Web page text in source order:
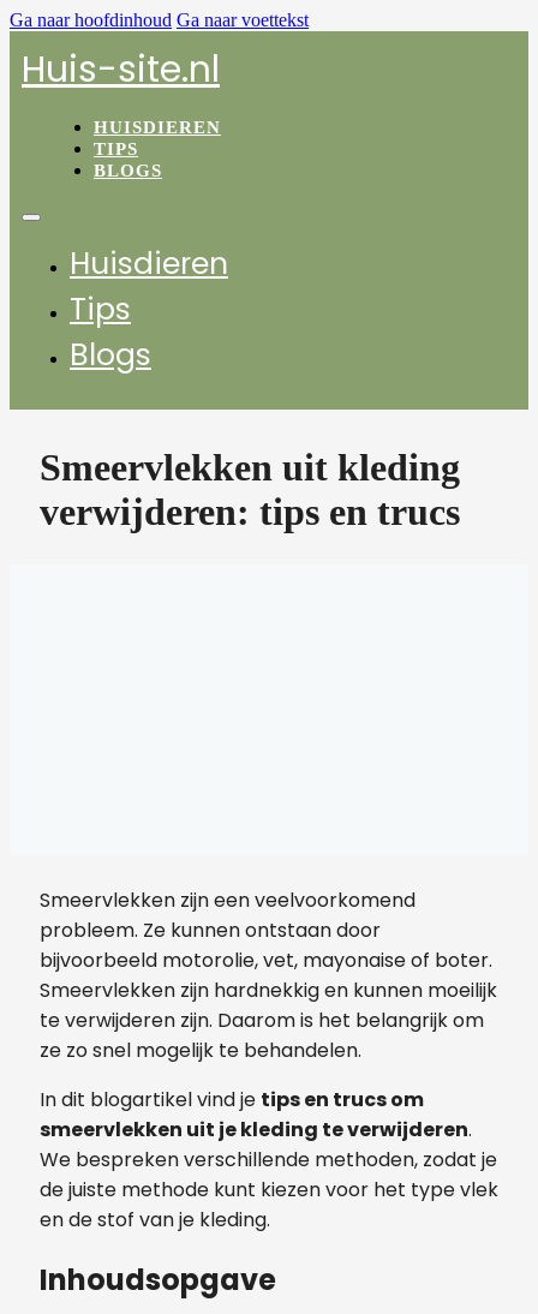
Ga naar hoofdinhoud Ga naar voettekst
Huis-site.nl
HUISDIEREN
TIPS
BLOGS
Huisdieren
Tips
Blogs
Smeervlekken uit kleding
verwijderen: tips en trucs
Smeervlekken zijn een veelvoorkomend
probleem. Ze kunnen ontstaan door
bijvoorbeeld motorolie, vet, mayonaise of boter.
Smeervlekken zijn hardnekkig en kunnen moeilijk
te verwijderen zijn. Daarom is het belangrijk om
ze zo snel mogelijk te behandelen.
In dit blogartikel vind je tips en trucs om
smeervlekken uit je kleding te verwijderen.
We bespreken verschillende methoden, zodat je
de juiste methode kunt kiezen voor het type vlek
en de stof van je kleding.
Inhoudsopgave